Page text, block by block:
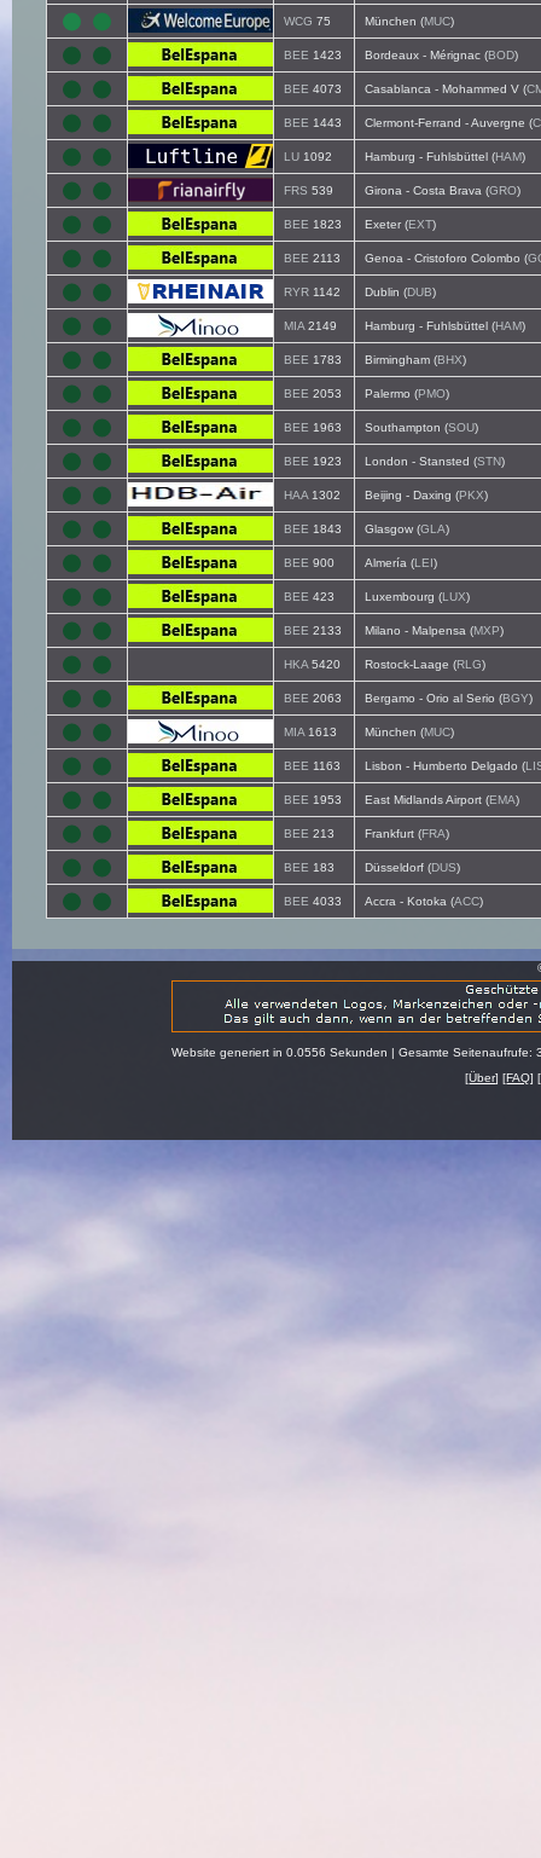
WCG 75 München (MUC)
BEE 1423 Bordeaux - Mérignac (BOD)
BEE 4073 Casablanca - Mohammed V (
BEE 1443 Clermont-Ferrand - Auvergne (
LU 1092 Hamburg - Fuhlsbüttel (HAM)
FRS 539 Girona - Costa Brava (GRO)
BEE 1823 Exeter (EXT)
BEE 2113 Genoa - Cristoforo Colombo (
RYR 1142 Dublin (DUB)
MIA 2149 Hamburg - Fuhlsbüttel (HAM)
BEE 1783 Birmingham (BHX)
BEE 2053 Palermo (PMO)
BEE 1963 Southampton (SOU)
BEE 1923 London - Stansted (STN)
HAA 1302 Beijing - Daxing (PKX)
BEE 1843 Glasgow (GLA)
BEE 900 Almería (LEI)
BEE 423 Luxembourg (LUX)
BEE 2133 Milano - Malpensa (MXP)
HKA 5420 Rostock-Laage (RLG)
BEE 2063 Bergamo - Orio al Serio (BGY)
MIA 1613 München (MUC)
BEE 1163 Lisbon - Humberto Delgado (
BEE 1953 East Midlands Airport (EMA)
BEE 213 Frankfurt (FRA)
BEE 183 Düsseldorf (DUS)
BEE 4033 Accra - Kotoka (ACC)
Website generiert in 0.0556 Sekunden | Gesamte
[Über] [FAQ] [